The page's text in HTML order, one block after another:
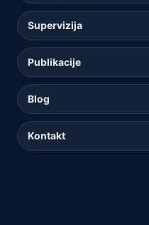
Supervizija
Publikacije
Blog
Kontakt